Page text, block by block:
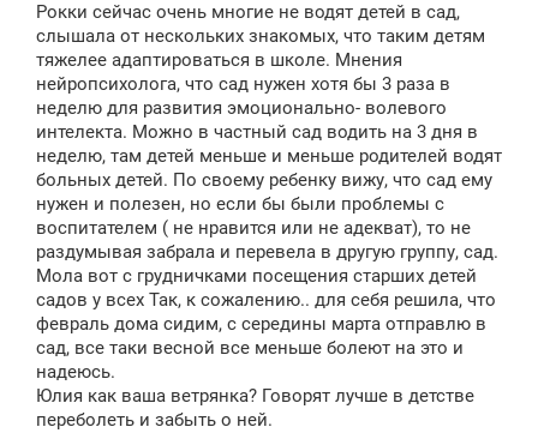
Рокки сейчас очень многие не водят детей в сад,
слышала от нескольких знакомых, что таким детям
тяжелее адаптироваться в школе. Мнения
нейропсихолога, что сад нужен хотя бы 3 раза в
неделю для развития эмоционально- волевого
интелекта. Можно в частный сад водить на 3 дня в
неделю, там детей меньше и меньше родителей водят
больных детей. По своему ребенку вижу, что сад ему
нужен и полезен, но если бы были проблемы с
воспитателем ( не нравится или не адекват), то не
раздумывая забрала и перевела в другую группу, сад.
Мола вот с грудничками посещения старших детей
садов у всех Так, к сожалению.. для себя решила, что
февраль дома сидим, с середины марта отправлю в
сад, все таки весной все меньше болеют на это и
надеюсь.
Юлия как ваша ветрянка? Говорят лучше в детстве
переболеть и забыть о ней.